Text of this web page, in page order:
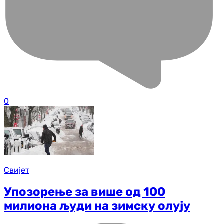
0
Свијет
Упозорење за више од 100
милиона људи на зимску олују